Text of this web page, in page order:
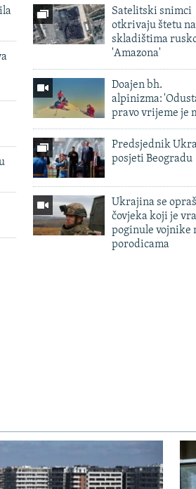
Satelitski snimci
otkrivaju štetu na
skladištima
'Amazona'
Doajen bh.
alpinizma:
pravo vrijeme je
Predsjednik
posjeti Beogradu
Ukrajina se
čovjeka koji je
poginule vojnike
porodicama